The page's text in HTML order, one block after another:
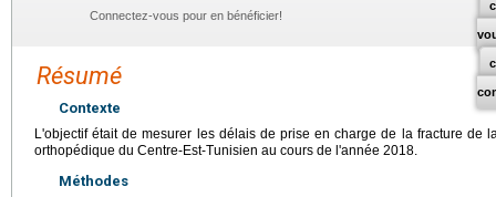
Connectez-vous pour en bénéficier!
Résumé
Contexte
L'objectif était de mesurer les délais de prise en charge de la fracture de
orthopédique du Centre-Est-Tunisien au cours de l'année 2018.
Méthodes